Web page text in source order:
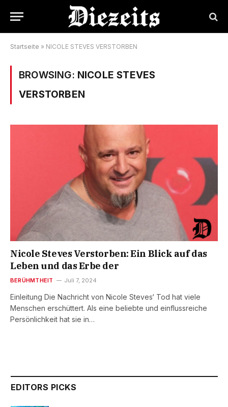
Startseite » NICOLE STEVES VERSTORBEN
BROWSING: NICOLE STEVES
VERSTORBEN
Nicole Steves Verstorben: Ein Blick auf das
Leben und das Erbe der
BERÜHMTHEIT Juli 7, 2024
Einleitung Die Nachricht von Nicole Steves‘ Tod hat viele
Menschen erschüttert. Als eine beliebte und einflussreiche
Persönlichkeit hat sie in…
EDITORS PICKS